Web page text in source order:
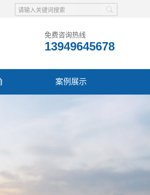
免费咨询热线
13949645678
案例展示